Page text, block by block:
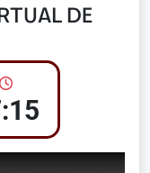
DE